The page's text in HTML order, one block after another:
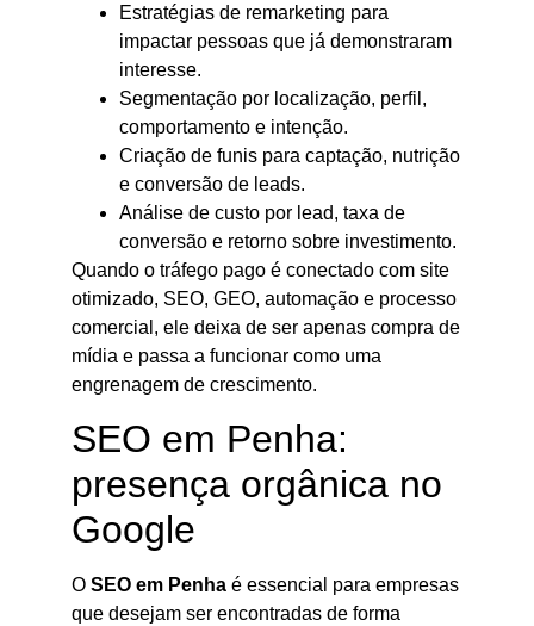
Estratégias de remarketing para
impactar pessoas que já demonstraram
interesse.
Segmentação por localização, perfil,
comportamento e intenção.
Criação de funis para captação, nutrição
e conversão de leads.
Análise de custo por lead, taxa de
conversão e retorno sobre investimento.
Quando o tráfego pago é conectado com site
otimizado, SEO, GEO, automação e processo
comercial, ele deixa de ser apenas compra de
mídia e passa a funcionar como uma
engrenagem de crescimento.
SEO em Penha:
presença orgânica no
Google
O SEO em Penha é essencial para empresas
que desejam ser encontradas de forma